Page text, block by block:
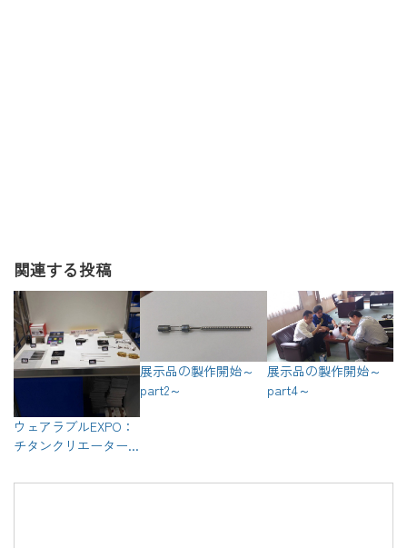
関連する投稿
ウェアラブルEXPO：
チタンクリエーター...
展示品の製作開始～
part2～
展示品の製作開始～
part4～